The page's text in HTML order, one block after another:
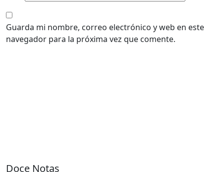
Guarda mi nombre, correo electrónico y web en este
navegador para la próxima vez que comente.
Doce Notas